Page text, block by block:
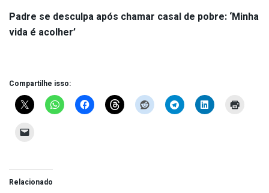
Padre se desculpa após chamar casal de pobre: ‘Minha
vida é acolher’
Compartilhe isso:
Relacionado